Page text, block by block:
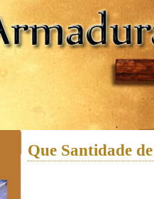
Que Santidade